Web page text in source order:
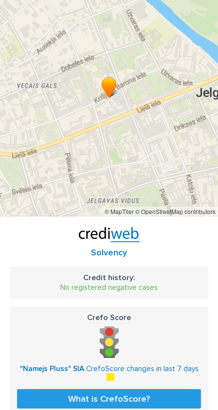
© MapTiler© OpenStreetMap contributors
Solvency
Credit history:
No registered negative cases
Crefo Score
"Namejs Pluss" SIACrefoScore changes in last 7 days
What is CrefoScore?